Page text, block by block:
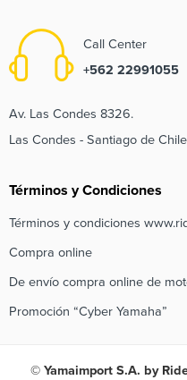
Call Center
+562 22991055
Av. Las Condes 8326.
Las Condes - Santiago de Chile
Términos y Condiciones
Términos y condiciones
Compra online
De envío compra online de
Promoción “Cyber Yamaha”
© Yamaimport S.A. by